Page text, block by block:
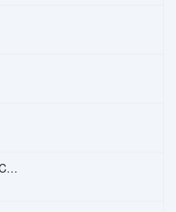
Mindenki Táncol – Majka Curtis, Péter Majoros